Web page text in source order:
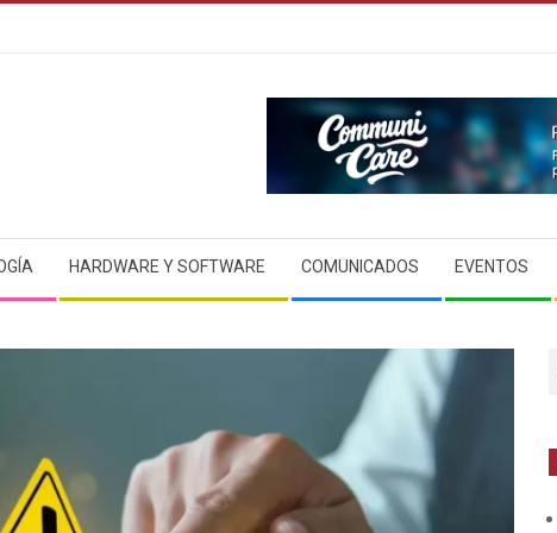
HARDWARE Y SOFTWARE COMUNICADOS EVENTOS